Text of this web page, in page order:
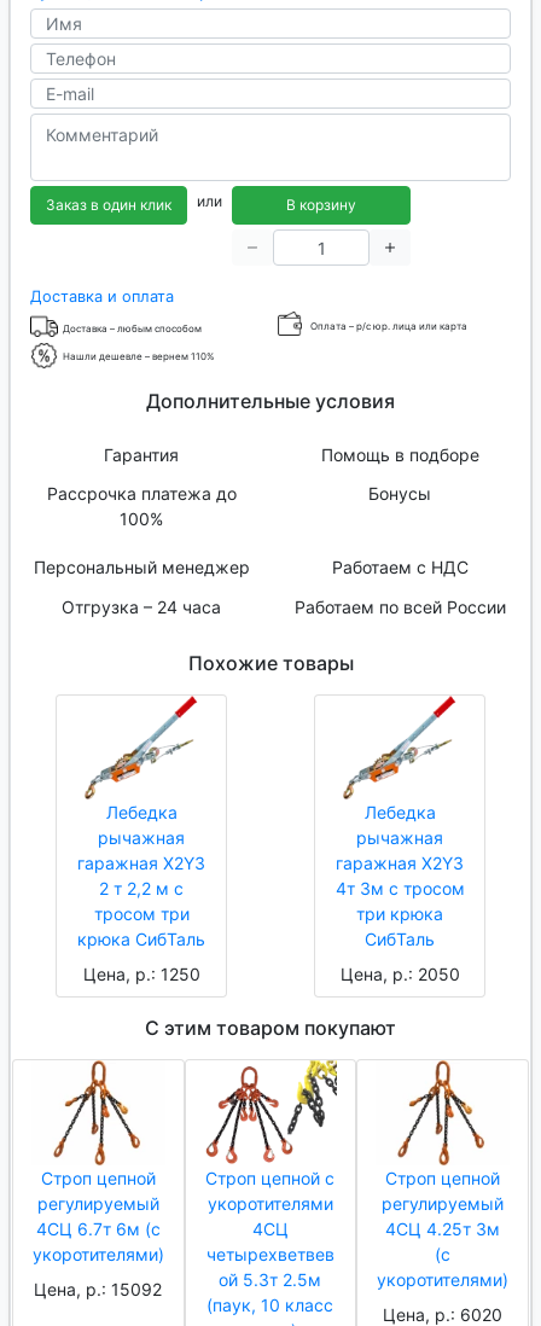
Заказ в один клик или В корзину
Доставка и оплата
Доставка – любым способом Оплата – р/с юр. лица или карта
Нашли дешевле – вернем 110%
Дополнительные условия
Гарантия
Помощь в подборе
Рассрочка платежа до
100%
Бонусы
Персональный менеджер
Работаем с НДС
Отгрузка – 24 часа
Работаем по всей России
Похожие товары
Лебедка
рычажная
гаражная X2Y3
2 т 2,2 м с
тросом три
крюка СибТаль
Цена, р.: 1250
Лебедка
рычажная
гаражная X2Y3
4т 3м с тросом
три крюка
СибТаль
Цена, р.: 2050
С этим товаром покупают
Строп цепной
регулируемый
4СЦ 6.7т 6м (с
укоротителями)
Цена, р.: 15092
Строп цепной с
укоротителями
4СЦ
четырехветвев
ой 5.3т 2.5м
(паук, 10 класс
Строп цепной
регулируемый
4СЦ 4.25т 3м
(с
укоротителями)
Цена, р.: 6020